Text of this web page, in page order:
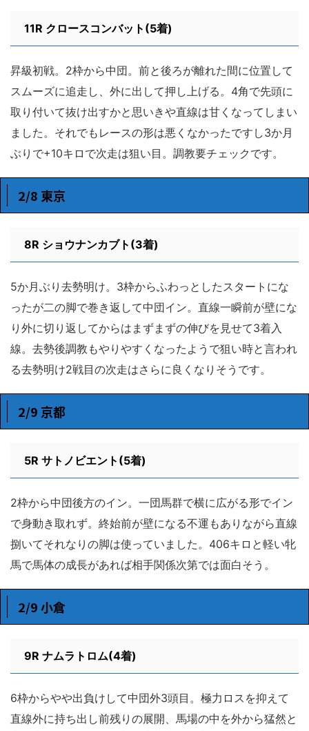
11R クロースコンバット(5着)
昇級初戦。2枠から中団。前と後ろが離れた間に位置して
スムーズに追走し、外に出して押し上げる。4角で先頭に
取り付いて抜け出すかと思いきや直線は甘くなってしまい
ました。それでもレースの形は悪くなかったですし3か月
ぶりで+10キロで次走は狙い目。調教要チェックです。
2/8 東京
8R ショウナンカブト(3着)
5か月ぶり去勢明け。3枠からふわっとしたスタートにな
ったが二の脚で巻き返して中団イン。直線一瞬前が壁にな
り外に切り返してからはまずまずの伸びを見せて3着入
線。去勢後調教もやりやすくなったようで狙い時と言われ
る去勢明け2戦目の次走はさらに良くなりそうです。
2/9 京都
5R サトノビエント(5着)
2枠から中団後方のイン。一団馬群で横に広がる形でイン
で身動き取れず。終始前が壁になる不運もありながら直線
捌いてそれなりの脚は使っていました。406キロと軽い牝
馬で馬体の成長があれば相手関係次第では面白そう。
2/9 小倉
9R ナムラトロム(4着)
6枠からやや出負けして中団外3頭目。極力ロスを抑えて
直線外に持ち出し前残りの展開、馬場の中を外から猛然と